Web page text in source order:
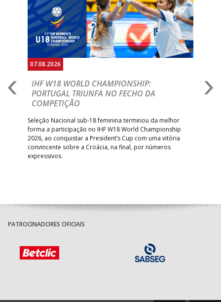
07.08.2026
IHF W18 WORLD CHAMPIONSHIP:
PORTUGAL TRIUNFA NO FECHO DA
COMPETIÇÃO
Seleção Nacional sub-18 feminina terminou da melhor
forma a participação no IHF W18 World Championship
2026, ao conquistar a President’s Cup com uma vitória
convincente sobre a Croácia, na final, por números
expressivos.
PATROCINADORES OFICIAIS